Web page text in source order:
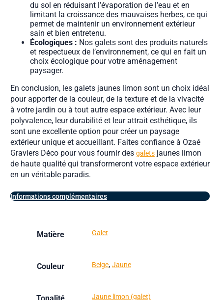
du sol en réduisant l’évaporation de l’eau et en
limitant la croissance des mauvaises herbes, ce qui
permet de maintenir un environnement extérieur
sain et bien entretenu.
Écologiques : Nos galets sont des produits naturels
et respectueux de l’environnement, ce qui en fait un
choix écologique pour votre aménagement
paysager.
En conclusion, les galets jaunes limon sont un choix idéal
pour apporter de la couleur, de la texture et de la vivacité
à votre jardin ou à tout autre espace extérieur. Avec leur
polyvalence, leur durabilité et leur attrait esthétique, ils
sont une excellente option pour créer un paysage
extérieur unique et accueillant. Faites confiance à Ozaé
Graviers Déco pour vous fournir des galetsjaunes limon
de haute qualité qui transformeront votre espace extérieur
en un véritable paradis.
Informations complémentaires
Matière Galet
Couleur Beige, Jaune
Tonalité Jaune limon (galet)